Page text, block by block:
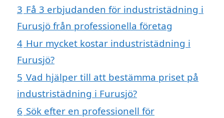
3 Få 3 erbjudanden för industristädning i
Furusjö från professionella företag
4 Hur mycket kostar industristädning i
Furusjö?
5 Vad hjälper till att bestämma priset på
industristädning i Furusjö?
6 Sök efter en professionell för